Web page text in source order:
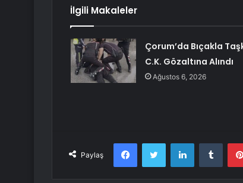
İlgili Makaleler
Çorum’da Bıçakla
C.K. Gözaltına Alındı
Ağustos 6, 2026
Paylaş
FacebookTwitter LinkedIn